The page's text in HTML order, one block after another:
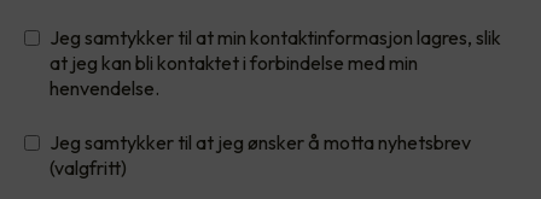
Jeg samtykker til at min kontaktinformasjon lagres, slik
at jeg kan bli kontaktet i forbindelse med min
henvendelse.
Jeg samtykker til at jeg ønsker å motta nyhetsbrev
(valgfritt)